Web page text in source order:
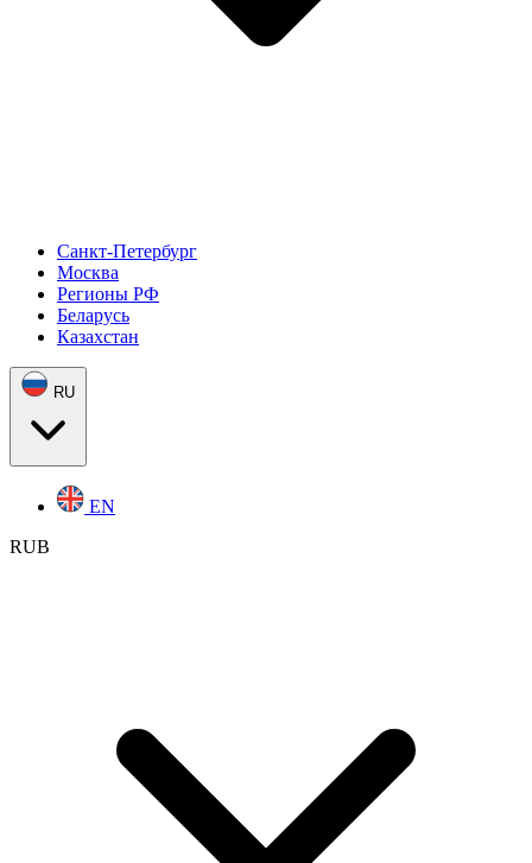
Санкт-Петербург
Москва
Регионы РФ
Беларусь
Казахстан
RU
EN
RUB